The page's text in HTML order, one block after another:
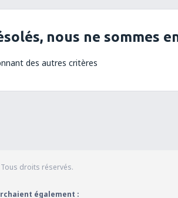
nous ne sommes
des autres critères
droits réservés.
également :